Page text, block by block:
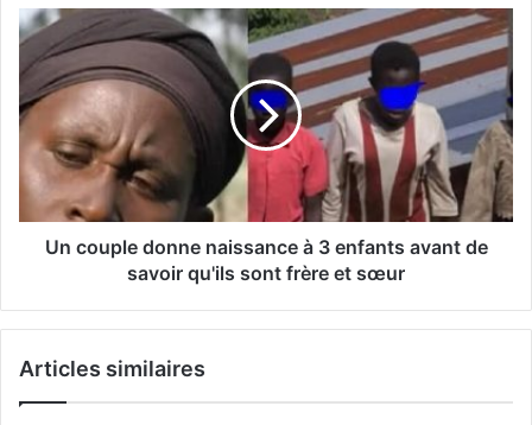
Un couple donne naissance à 3 enfants avant de
savoir qu'ils sont frère et sœur
Articles similaires